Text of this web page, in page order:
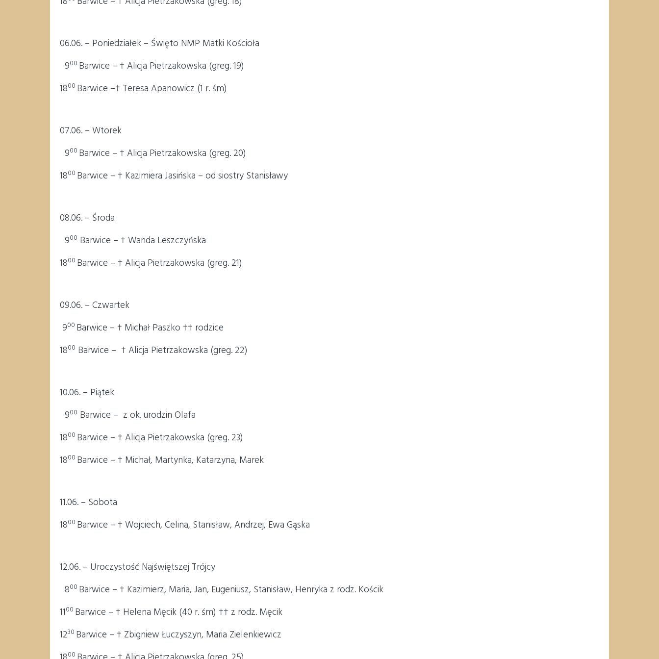
06.06. – Poniedziałek – Święto NMP Matki Kościoła
900 Barwice – † Alicja Pietrzakowska (greg. 19)
1800 Barwice –† Teresa Apanowicz (1 r. śm)
07.06. – Wtorek
900 Barwice – † Alicja Pietrzakowska (greg. 20)
1800 Barwice – † Kazimiera Jasińska – od siostry Stanisławy
08.06. – Środa
900 Barwice – † Wanda Leszczyńska
1800 Barwice – † Alicja Pietrzakowska (greg. 21)
09.06. – Czwartek
900 Barwice – † Michał Paszko †† rodzice
1800 Barwice – † Alicja Pietrzakowska (greg. 22)
10.06. – Piątek
900 Barwice – z ok. urodzin Olafa
1800 Barwice – † Alicja Pietrzakowska (greg. 23)
1800 Barwice – † Michał, Martynka, Katarzyna, Marek
11.06. – Sobota
1800 Barwice – † Wojciech, Celina, Stanisław, Andrzej, Ewa Gąska
12.06. – Uroczystość Najświętszej Trójcy
800 Barwice – † Kazimierz, Maria, Jan, Eugeniusz, Stanisław, Henryka z rodz. Kościk
1100 Barwice – † Helena Męcik (40 r. śm) †† z rodz. Męcik
1230 Barwice – † Zbigniew Łuczyszyn, Maria Zielenkiewicz
00